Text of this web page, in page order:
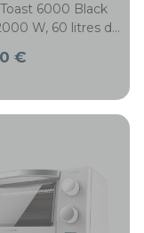
6000 Black
W, 60 litres de
rôtissoire
et acier laqué
€